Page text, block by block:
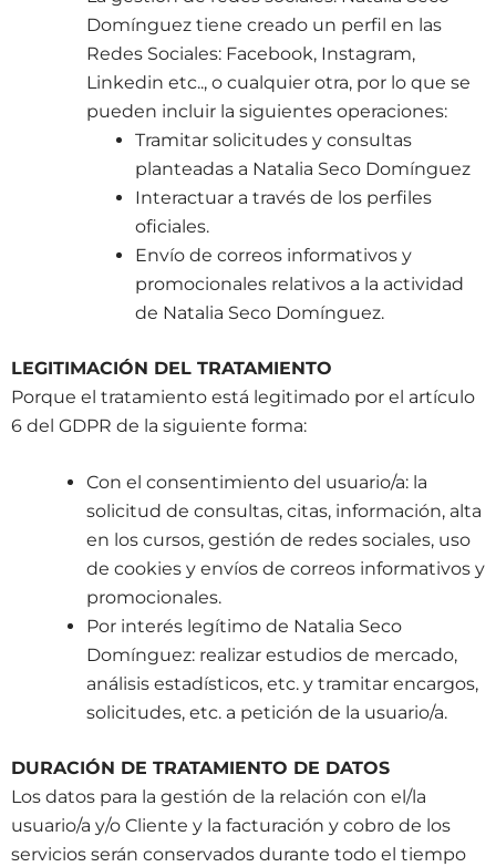
Domínguez tiene creado un perfil en las
Redes Sociales: Facebook, Instagram,
Linkedin etc.., o cualquier otra, por lo que se
pueden incluir la siguientes operaciones:
Tramitar solicitudes y consultas
planteadas a Natalia Seco Domínguez
Interactuar a través de los perfiles
oficiales.
Envío de correos informativos y
promocionales relativos a la actividad
de Natalia Seco Domínguez.
LEGITIMACIÓN DEL TRATAMIENTO
Porque el tratamiento está legitimado por el artículo
6 del GDPR de la siguiente forma:
Con el consentimiento del usuario/a: la
solicitud de consultas, citas, información, alta
en los cursos, gestión de redes sociales, uso
de cookies y envíos de correos informativos y
promocionales.
Por interés legítimo de Natalia Seco
Domínguez: realizar estudios de mercado,
análisis estadísticos, etc. y tramitar encargos,
solicitudes, etc. a petición de la usuario/a.
DURACIÓN DE TRATAMIENTO DE DATOS
Los datos para la gestión de la relación con el/la
usuario/a y/o Cliente y la facturación y cobro de los
servicios serán conservados durante todo el tiempo